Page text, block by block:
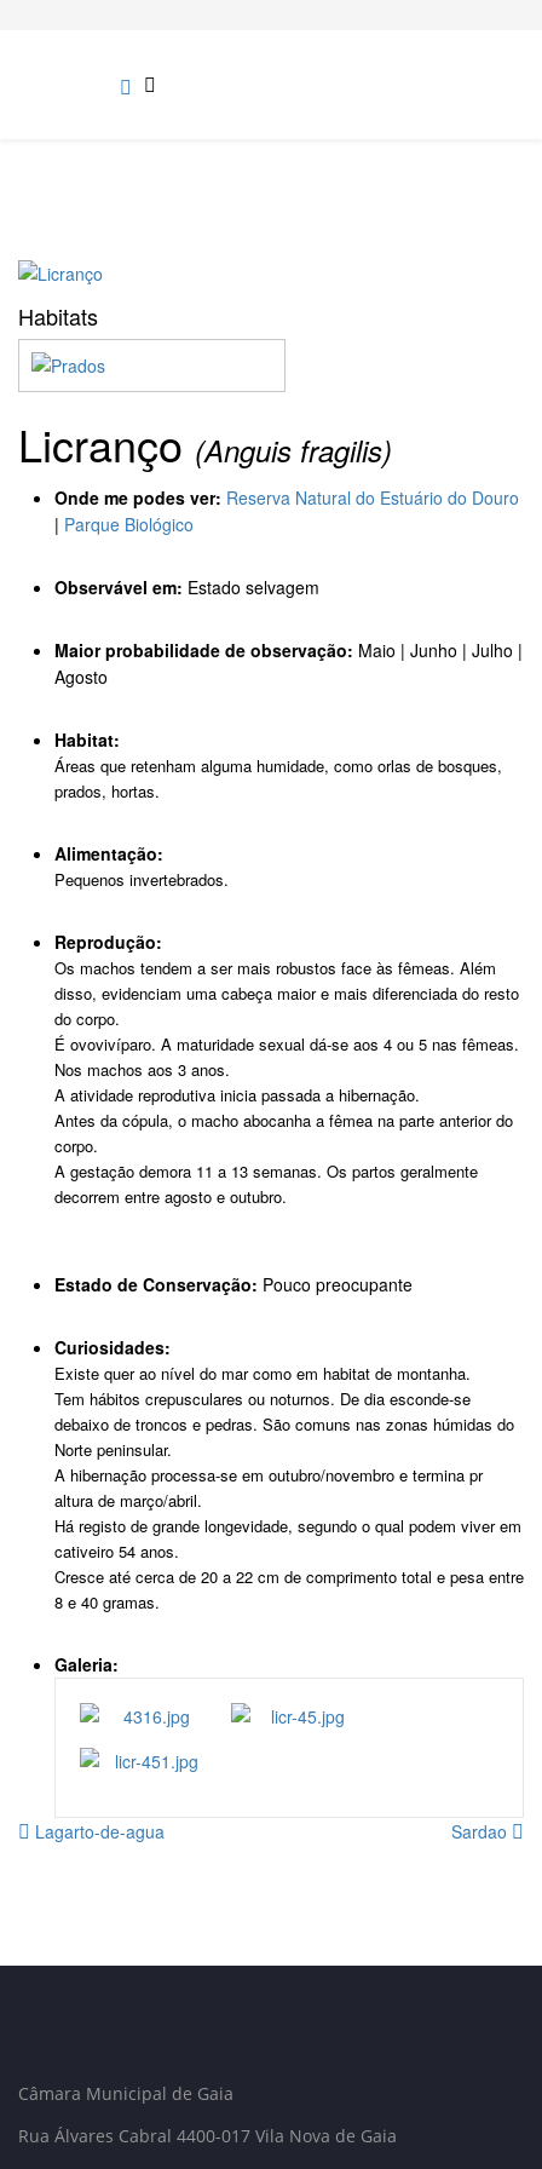
Habitats
Licranço (Anguis fragilis)
Onde me podes ver: Reserva Natural do Estuário do Douro
| Parque Biológico
Observável em: Estado selvagem
Maior probabilidade de observação: Maio | Junho | Julho |
Agosto
Habitat:
Áreas que retenham alguma humidade, como orlas de bosques,
prados, hortas.
Alimentação:
Pequenos invertebrados.
Reprodução:
Os machos tendem a ser mais robustos face às fêmeas. Além
disso, evidenciam uma cabeça maior e mais diferenciada do resto
do corpo.
É ovovivíparo. A maturidade sexual dá-se aos 4 ou 5 nas fêmeas.
Nos machos aos 3 anos.
A atividade reprodutiva inicia passada a hibernação.
Antes da cópula, o macho abocanha a fêmea na parte anterior do
corpo.
A gestação demora 11 a 13 semanas. Os partos geralmente
decorrem entre agosto e outubro.
Estado de Conservação: Pouco preocupante
Curiosidades:
Existe quer ao nível do mar como em habitat de montanha.
Tem hábitos crepusculares ou noturnos. De dia esconde-se
debaixo de troncos e pedras. São comuns nas zonas húmidas do
Norte peninsular.
A hibernação processa-se em outubro/novembro e termina pr
altura de março/abril.
Há registo de grande longevidade, segundo o qual podem viver em
cativeiro 54 anos.
Cresce até cerca de 20 a 22 cm de comprimento total e pesa entre
8 e 40 gramas.
Galeria:
Lagarto-de-agua Sardao
Câmara Municipal de Gaia
Rua Álvares Cabral 4400-017 Vila Nova de Gaia